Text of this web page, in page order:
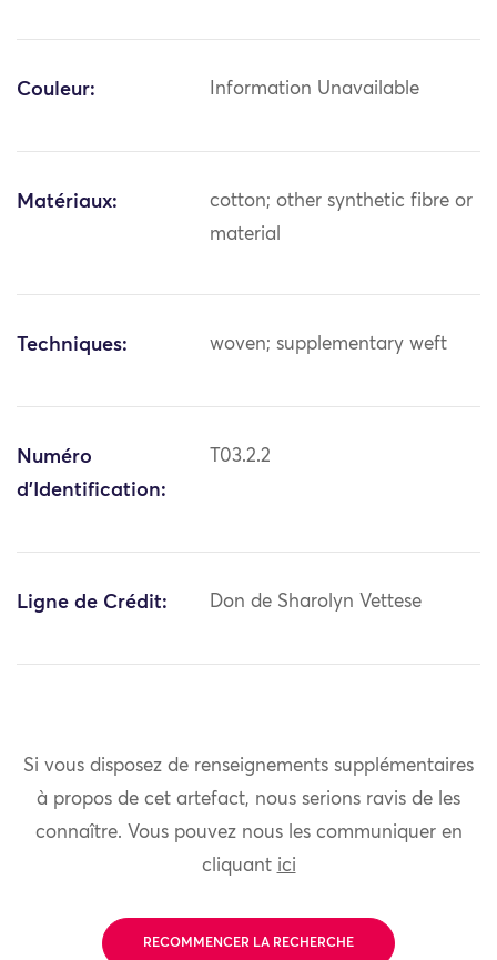
Couleur: Information Unavailable
Matériaux:
cotton; other synthetic fibre or
material
Techniques: woven; supplementary weft
Numéro
d'Identification:
T03.2.2
Ligne de Crédit: Don de Sharolyn Vettese
Si vous disposez de renseignements supplémentaires
à propos de cet artefact, nous serions ravis de les
connaître. Vous pouvez nous les communiquer en
cliquant ici
RECOMMENCER LA RECHERCHE